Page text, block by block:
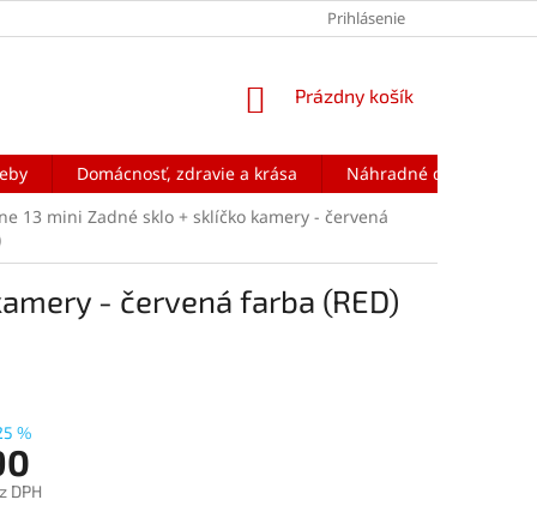
Prihlásenie
NÁKUPNÝ
Prázdny košík
Domácnosť, zdravie a krása Náhradné diely na
13 mini Zadné sklo + sklíčko kamery - červená
- červená farba (RED)
%
DPH